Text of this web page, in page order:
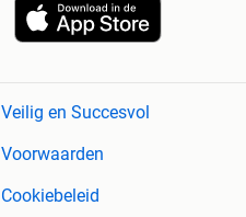
Veilig en Succesvol
Voorwaarden
Cookiebeleid